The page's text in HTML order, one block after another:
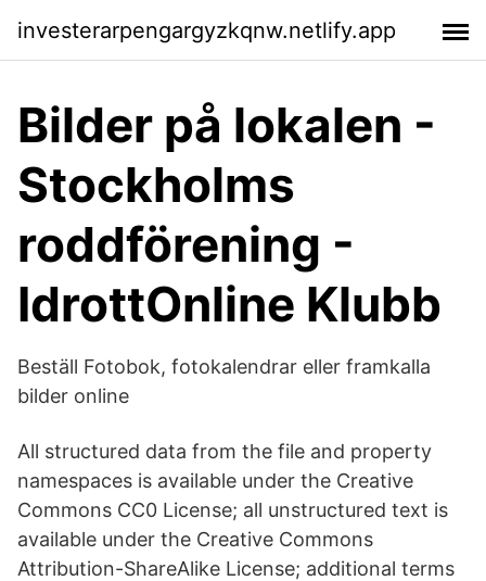
investerarpengargyzkqnw.netlify.app
Bilder på lokalen -
Stockholms
roddförening -
IdrottOnline Klubb
Beställ Fotobok, fotokalendrar eller framkalla
bilder online
All structured data from the file and property
namespaces is available under the Creative
Commons CC0 License; all unstructured text is
available under the Creative Commons
Attribution-ShareAlike License; additional terms